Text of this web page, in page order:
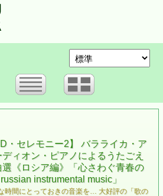
・セレモニー2】 バラライカ・ア
ディオン・ピアノによるうたごえ
選《ロシア編》「心さわぐ青春の
instrumental music」
時間にとっておきの音楽を… 大好評の「歌の